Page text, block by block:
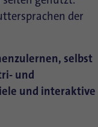
der
selbst
und
und interaktive